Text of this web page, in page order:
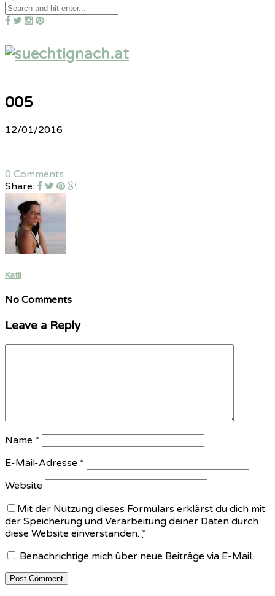
005
12/01/2016
0 Comments
Share:
Katii
No Comments
Leave a Reply
Name *
E-Mail-Adresse *
Website
Mit der Nutzung dieses Formulars erklärst du dich mit
der Speicherung und Verarbeitung deiner Daten durch
diese Website einverstanden. *
Benachrichtige mich über neue Beiträge via E-Mail.